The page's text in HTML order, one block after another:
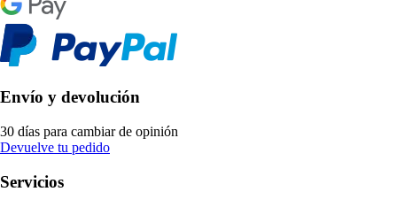
Envío y devolución
30 días para cambiar de opinión
Devuelve tu pedido
Servicios